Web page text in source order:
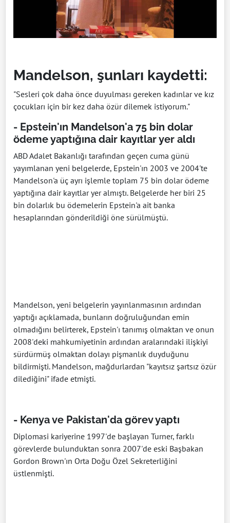
Mandelson, şunları kaydetti:
"Sesleri çok daha önce duyulması gereken kadınlar ve kız
çocukları için bir kez daha özür dilemek istiyorum."
- Epstein'ın Mandelson'a 75 bin dolar
ödeme yaptığına dair kayıtlar yer aldı
ABD Adalet Bakanlığı tarafından geçen cuma günü
yayımlanan yeni belgelerde, Epstein'ın 2003 ve 2004'te
Mandelson'a üç ayrı işlemle toplam 75 bin dolar ödeme
yaptığına dair kayıtlar yer almıştı. Belgelerde her biri 25
bin dolarlık bu ödemelerin Epstein'a ait banka
hesaplarından gönderildiği öne sürülmüştü.
Mandelson, yeni belgelerin yayınlanmasının ardından
yaptığı açıklamada, bunların doğruluğundan emin
olmadığını belirterek, Epstein'ı tanımış olmaktan ve onun
2008'deki mahkumiyetinin ardından aralarındaki ilişkiyi
sürdürmüş olmaktan dolayı pişmanlık duyduğunu
bildirmişti. Mandelson, mağdurlardan "kayıtsız şartsız özür
dilediğini" ifade etmişti.
- Kenya ve Pakistan'da görev yaptı
Diplomasi kariyerine 1997'de başlayan Turner, farklı
görevlerde bulunduktan sonra 2007'de eski Başbakan
Gordon Brown'ın Orta Doğu Özel Sekreterliğini
üstlenmişti.